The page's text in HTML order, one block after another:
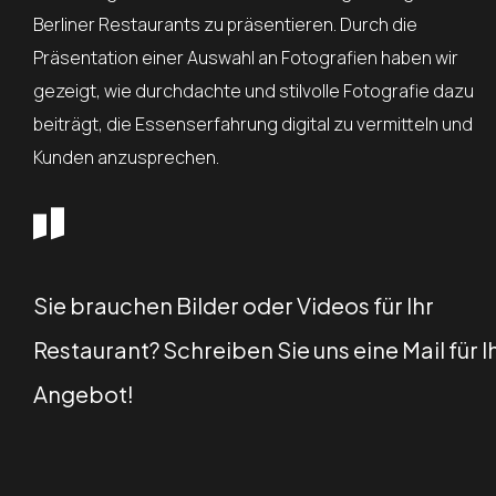
Berliner Restaurants zu präsentieren. Durch die
Präsentation einer Auswahl an Fotografien haben wir
gezeigt, wie durchdachte und stilvolle Fotografie dazu
beiträgt, die Essenserfahrung digital zu vermitteln und
Kunden anzusprechen.
Sie brauchen Bilder oder Videos für Ihr
Restaurant? Schreiben Sie uns eine Mail für
Angebot!